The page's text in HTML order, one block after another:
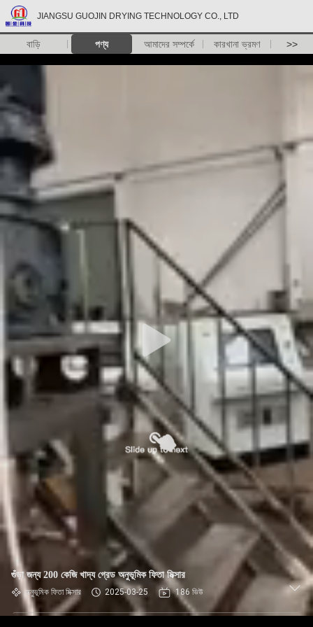
JIANGSU GUOJIN DRYING TECHNOLOGY CO., LTD
বাড়ি পণ্য আমাদের সম্পর্কে কারখানা ভ্রমণ >>
গুঁড়া জন্য 200 কেজি খাদ্য গ্রেড অনুভূমিক ফিতা মিক্সার
অনুভূমিক ফিতা মিক্সার 2025-03-25 186 ভিউ